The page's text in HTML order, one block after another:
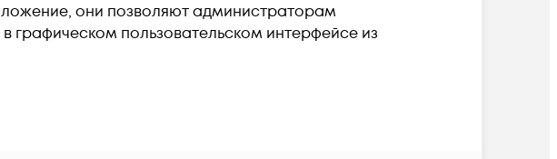
они позволяют администраторам
графическом пользовательском интерфейсе из